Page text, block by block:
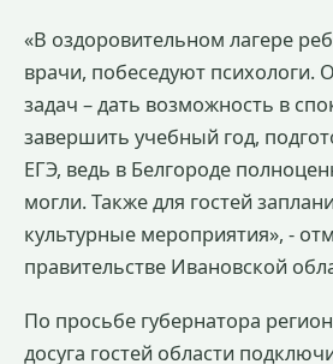
«В оздоровительном лагере
врачи, побеседуют психологи.
задач – дать возможность в
завершить учебный год,
ЕГЭ, ведь в Белгороде
могли. Также для гостей
культурные мероприятия», -
правительстве Ивановской
По просьбе губернатора
досуга гостей области